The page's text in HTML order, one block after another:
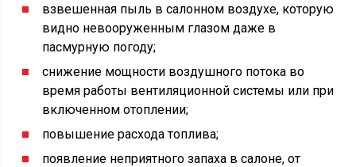
взвешенная пыль в салонном воздухе, которую
видно невооруженным глазом даже в
пасмурную погоду;
снижение мощности воздушного потока во
время работы вентиляционной системы или при
включенном отоплении;
повышение расхода топлива;
появление неприятного запаха в салоне, от